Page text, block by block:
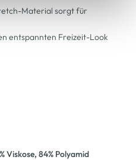
Material sorgt für
entspannten Freizeit-Look
Viskose, 84% Polyamid